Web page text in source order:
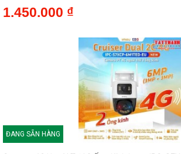
1.450.000 ₫
ĐANG SẴN HÀNG